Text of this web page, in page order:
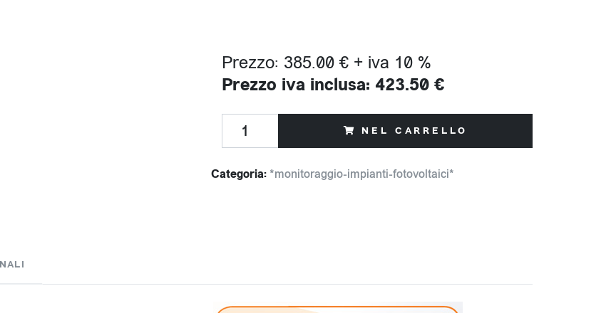
Prezzo: 385.00 € + iva 10 %
Prezzo iva inclusa: 423.50 €
NEL CARRELLO
Categoria: *monitoraggio-impianti-fotovoltaici*